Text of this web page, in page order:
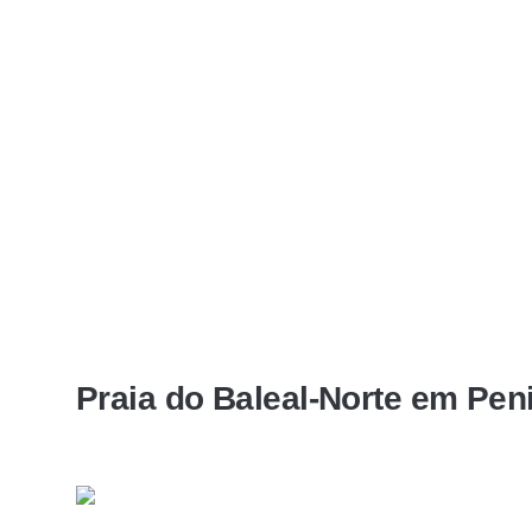
Praia do Baleal-Norte em